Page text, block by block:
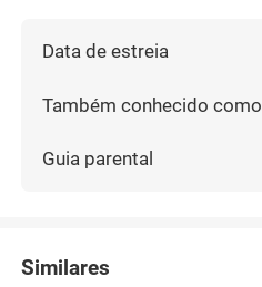
Data de estreia
Também conhecido como
Guia parental
Similares